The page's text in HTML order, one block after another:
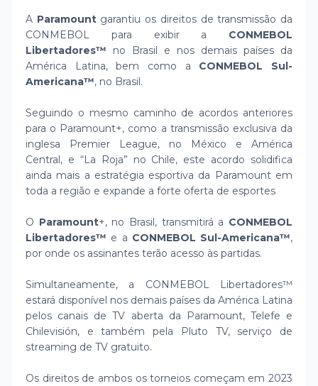
A Paramountgarantiu os direitos de transmissão da
CONMEBOL para exibir a CONMEBOL
Libertadores™ no Brasil e nos demais países da
América Latina, bem como a CONMEBOL Sul-
Americana™, no Brasil.
Seguindo o mesmo caminho de acordos anteriores
para o Paramount+, como a transmissão exclusiva da
inglesa Premier League, no México e América
Central, e “La Roja” no Chile, este acordo solidifica
ainda mais a estratégia esportiva da Paramount em
toda a região e expande a forte oferta de esportes
O Paramount+, no Brasil, transmitirá a CONMEBOL
Libertadores™ e a CONMEBOL Sul-Americana™,
por onde os assinantes terão acesso às partidas.
Simultaneamente, a CONMEBOL Libertadores™
estará disponível nos demais países da América Latina
pelos canais de TV aberta da Paramount, Telefe e
Chilevisión, e também pela Pluto TV, serviço de
streaming de TV gratuito.
Os direitos de ambos os torneios começam em 2023